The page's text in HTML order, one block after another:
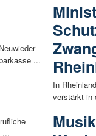
...
...
In
verstärkt in